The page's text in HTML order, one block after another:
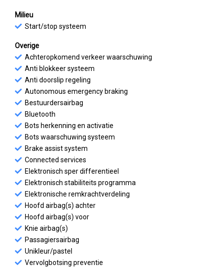
Milieu
Start/stop systeem
Overige
Achteropkomend verkeer waarschuwing
Anti blokkeer systeem
Anti doorslip regeling
Autonomous emergency braking
Bestuurdersairbag
Bluetooth
Bots herkenning en activatie
Bots waarschuwing systeem
Brake assist system
Connected services
Elektronisch sper differentieel
Elektronisch stabiliteits programma
Elektronische remkrachtverdeling
Hoofd airbag(s) achter
Hoofd airbag(s) voor
Knie airbag(s)
Passagiersairbag
Unikleur/pastel
Vervolgbotsing preventie